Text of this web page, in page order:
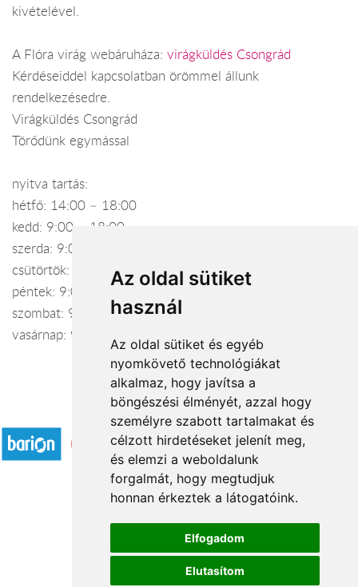
Az oldal sütiket
használ
Az oldal sütiket és egyéb
nyomkövető technológiákat
alkalmaz, hogy javítsa a
böngészési élményét, azzal hogy
személyre szabott tartalmakat és
célzott hirdetéseket jelenít meg,
és elemzi a weboldalunk
forgalmát, hogy megtudjuk
honnan érkeztek a látogatóink.
Elfogadom
Elutasítom
kivételével.
A Flóra virág webáruháza: virágküldés Csongrád
Kérdéseiddel kapcsolatban örömmel állunk
rendelkezésedre.
Virágküldés Csongrád
Törődünk egymással
nyitva tartás:
hétfő: 14:00 – 18:00
kedd: 9:00 – 18:00
szerda: 9:00 – 18:00
csütörtök: 9:00 – 18:00
péntek: 9:00 – 18:00
szombat: 9:00 – 12:00
vasárnap: 9:00 – 12:00
Elfogadott fizetési módok
Á.SZ.F.
Impresszum
Adatkezelési tájékoztató